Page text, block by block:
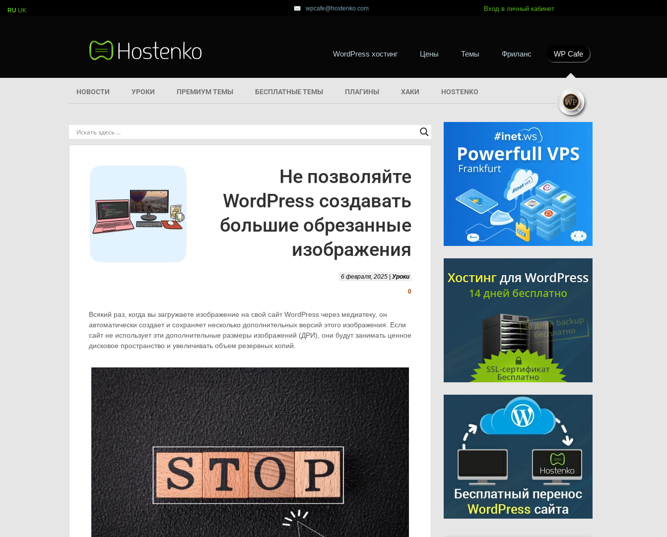
wpcafe@hostenko.com Вход в личный кабинет
WordPress хостинг Цены Темы Фриланс WP Cafe
НОВОСТИ УРОКИ ПРЕМИУМ ТЕМЫ БЕСПЛАТНЫЕ ТЕМЫ ПЛАГИНЫ ХАКИ HOSTENKO
Не позволяйте
WordPress создавать
большие обрезанные
изображения
6 февраля, 2025 | Уроки
0
Всякий раз, когда вы загружаете изображение на свой сайт WordPress через медиатеку, он
автоматически создает и сохраняет несколько дополнительных версий этого изображения. Если
сайт не использует эти дополнительные размеры изображений (ДРИ), они будут занимать ценное
дисковое пространство и увеличивать объем резервных копий.
RU UK